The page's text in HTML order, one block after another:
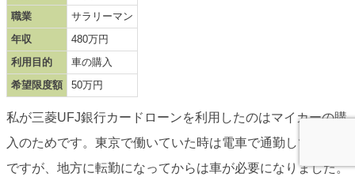
職業
サラリーマン
年収
480万円
利用目的
車の購入
希望限度額
50万円
私が三菱UFJ銀行カードローンを利用したのはマイカーの購
入のためです。東京で働いていた時は電車で通勤していたの
ですが、地方に転勤になってからは車が必要になりました。